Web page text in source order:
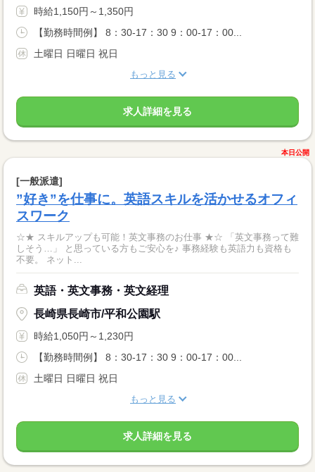
時給1,150円～1,350円
【勤務時間例】 8：30-17：30 9：00-17：00...
土曜日 日曜日 祝日
もっと見る
求人詳細を見る
本日公開
[一般派遣]
”好き”を仕事に。英語スキルを活かせるオフィ
スワーク
☆★ スキルアップも可能！英文事務のお仕事 ★☆ 「英文事務って難
しそう…」 と思っている方もご安心を♪ 事務経験も英語力も資格も
不要。 ネット...
英語・英文事務・英文経理
長崎県長崎市/平和公園駅
時給1,050円～1,230円
【勤務時間例】 8：30-17：30 9：00-17：00...
土曜日 日曜日 祝日
もっと見る
求人詳細を見る